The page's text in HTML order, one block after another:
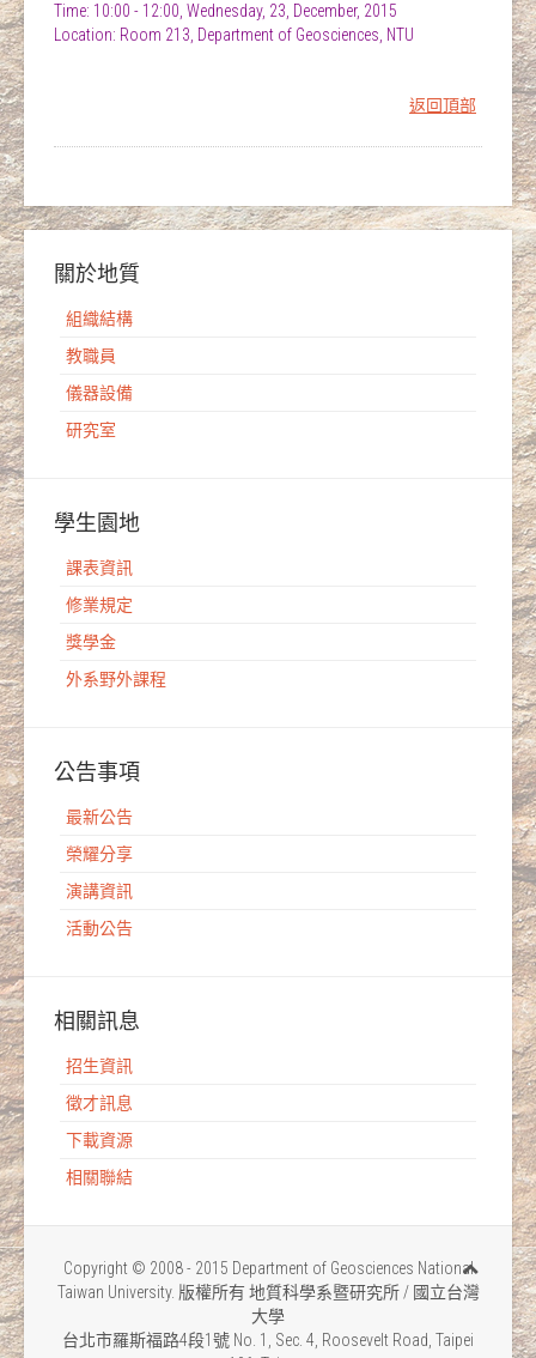
Time: 10:00 - 12:00, Wednesday, 23, December, 2015
Location: Room 213, Department of Geosciences, NTU
返回頂部
關於地質
組織結構
教職員
儀器設備
研究室
學生園地
課表資訊
修業規定
獎學金
外系野外課程
公告事項
最新公告
榮耀分享
演講資訊
活動公告
相關訊息
招生資訊
徵才訊息
下載資源
相關聯結
Copyright © 2008 - 2015 Department of Geosciences National
Taiwan University. 版權所有 地質科學系暨研究所 / 國立台灣
大學
台北市羅斯福路4段1號 No. 1, Sec. 4, Roosevelt Road, Taipei